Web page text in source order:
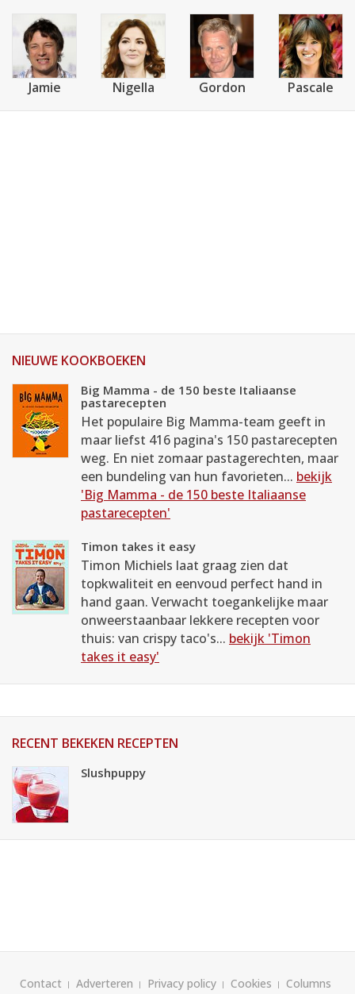
Jamie Nigella Gordon Pascale
NIEUWE KOOKBOEKEN
Big Mamma - de 150 beste Italiaanse
pastarecepten
Het populaire Big Mamma-team geeft in
maar liefst 416 pagina's 150 pastarecepten
weg. En niet zomaar pastagerechten, maar
een bundeling van hun favorieten... bekijk
'Big Mamma - de 150 beste Italiaanse
pastarecepten'
Timon takes it easy
Timon Michiels laat graag zien dat
topkwaliteit en eenvoud perfect hand in
hand gaan. Verwacht toegankelijke maar
onweerstaanbaar lekkere recepten voor
thuis: van crispy taco's... bekijk 'Timon
takes it easy'
RECENT BEKEKEN RECEPTEN
Slushpuppy
Contact Adverteren Privacy policy Cookies
Columns